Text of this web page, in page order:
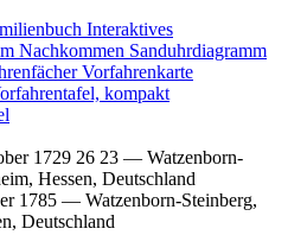
Interaktives
Nachkommen Sanduhrdiagramm
Vorfahrenkarte
kompakt
1729 26 23 — Watzenborn-
Hessen, Deutschland
1785 — Watzenborn-Steinberg,
Deutschland